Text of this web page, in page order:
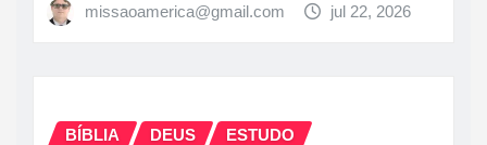
missaoamerica@gmail.com jul 22, 2026
BÍBLIA DEUS
ESTUDO